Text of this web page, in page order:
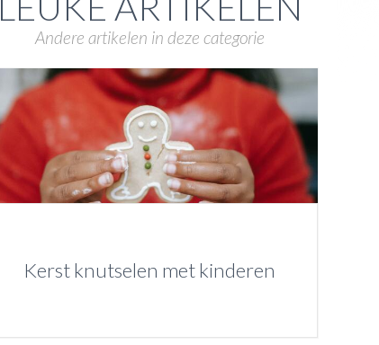
Andere artikelen in deze categorie
Kerst knutselen met kinderen